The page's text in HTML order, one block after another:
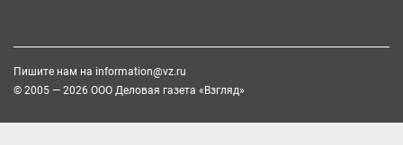
Пишите нам на information@vz.ru
© 2005 — 2026 ООО Деловая газета «Взгляд»